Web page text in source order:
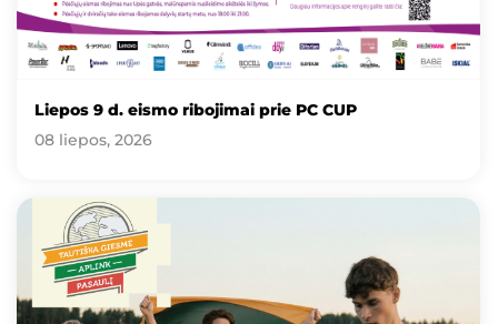
Liepos 9 d. eismo ribojimai prie PC CUP
08 liepos, 2026